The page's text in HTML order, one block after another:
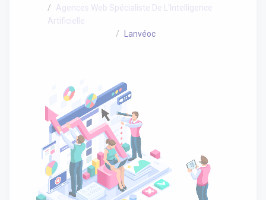
Agences Web Spécialiste De L'Intelligence
Artificielle
Lanvéoc